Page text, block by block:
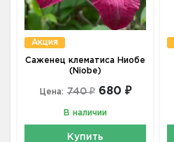
Акция
Саженец клематиса Ниобе
(Niobe)
Цена: 740 ₽ 680 ₽
В наличии
Купить